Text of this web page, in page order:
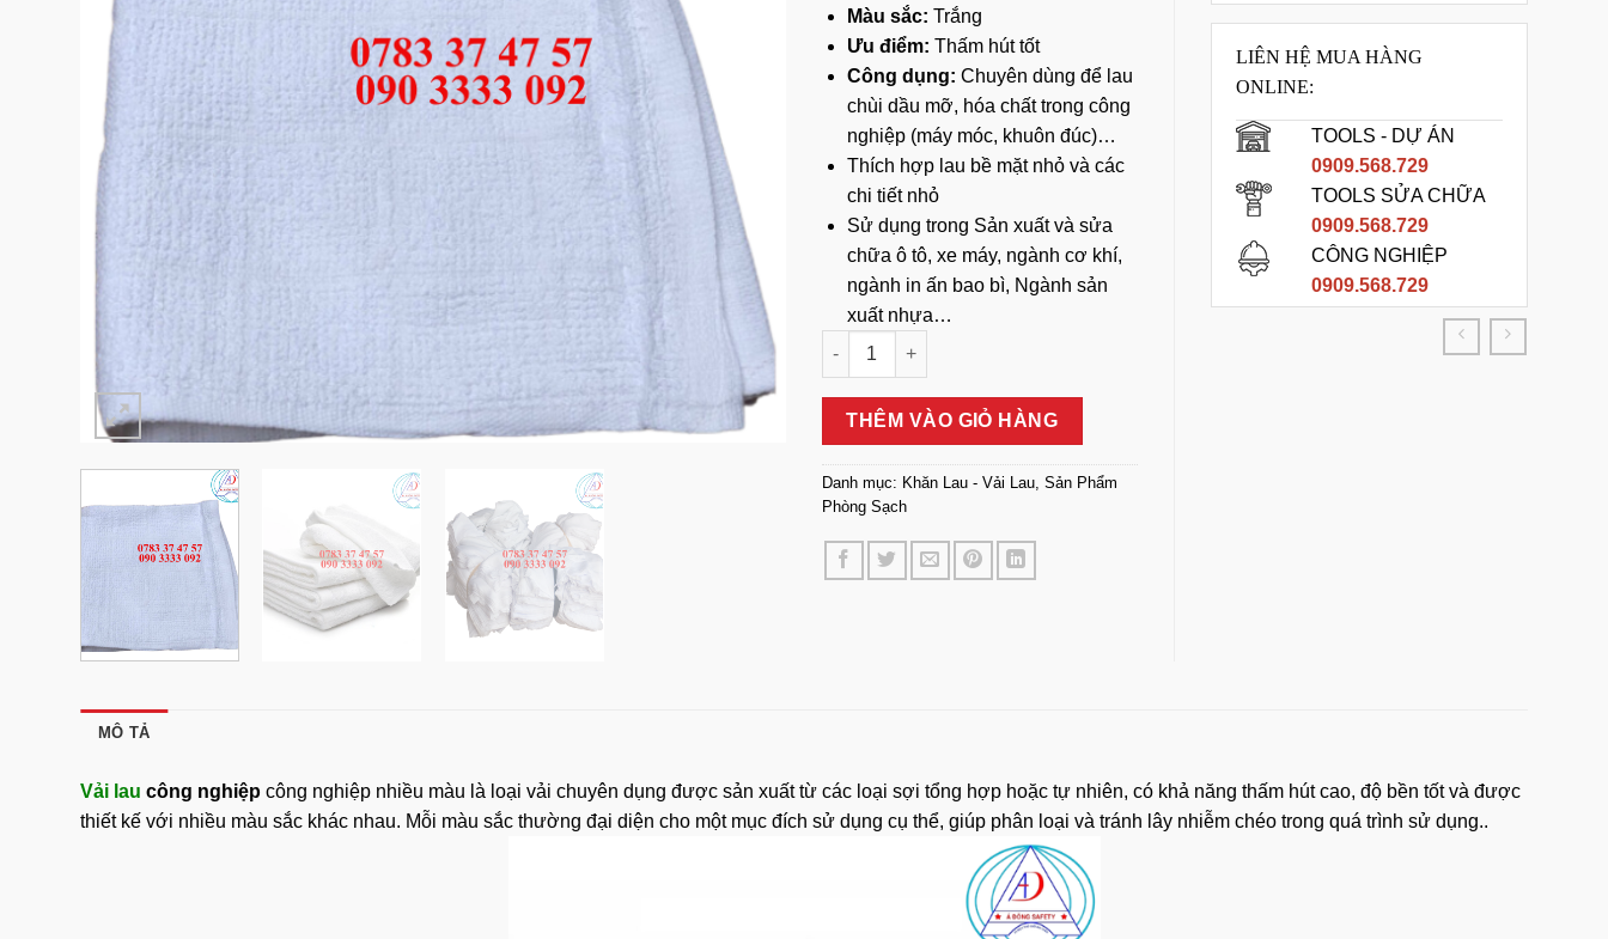
Màu sắc: Trắng
Ưu điểm: Thấm hút tốt
Công dụng: Chuyên dùng để lau
chùi dầu mỡ, hóa chất trong công
nghiệp (máy móc, khuôn đúc)…
Thích hợp lau bề mặt nhỏ và các
chi tiết nhỏ
Sử dụng trong Sản xuất và sửa
chữa ô tô, xe máy, ngành cơ khí,
ngành in ấn bao bì, Ngành sản
xuất nhựa…
Vải Lau Công Nghiệp Màu Trắng số lượng
THÊM VÀO GIỎ HÀNG
Danh mục: Khăn Lau - Vải Lau Sản Phẩm
Phòng Sạch
LIÊN HỆ MUA HÀNG
ONLINE:
TOOLS - DỰ ÁN
0909.568.729
TOOLS SỬA CHỮA
0909.568.729
CÔNG NGHIỆP
0909.568.729
MÔ TẢ
Vải lau công nghiệp công nghiệp nhiều màu là loại vải chuyên dụng được sản xuất từ các loại sợi tổng hợp hoặc tự nhiên, có khả năng thấm hút cao, độ bền tốt và được
thiết kế với nhiều màu sắc khác nhau. Mỗi màu sắc thường đại diện cho một mục đích sử dụng cụ thể, giúp phân loại và tránh lây nhiễm chéo trong quá trình sử dụng..